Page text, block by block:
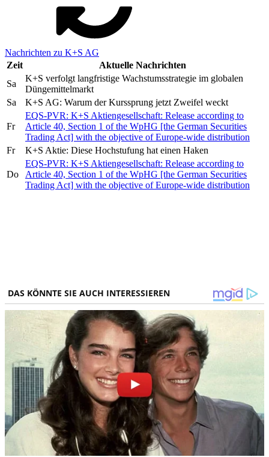
Nachrichten zu K+S AG
Zeit
Aktuelle Nachrichten
Sa
K+S verfolgt langfristige Wachstumsstrategie im globalen
Düngemittelmarkt
Sa
K+S AG: Warum der Kurssprung jetzt Zweifel weckt
Fr
EQS-PVR: K+S Aktiengesellschaft: Release according to
Article 40, Section 1 of the WpHG [the German Securities
Trading Act] with the objective of Europe-wide distribution
Fr
K+S Aktie: Diese Hochstufung hat einen Haken
Do
EQS-PVR: K+S Aktiengesellschaft: Release according to
Article 40, Section 1 of the WpHG [the German Securities
Trading Act] with the objective of Europe-wide distribution